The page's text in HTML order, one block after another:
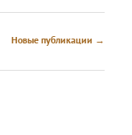
Новые публикации →